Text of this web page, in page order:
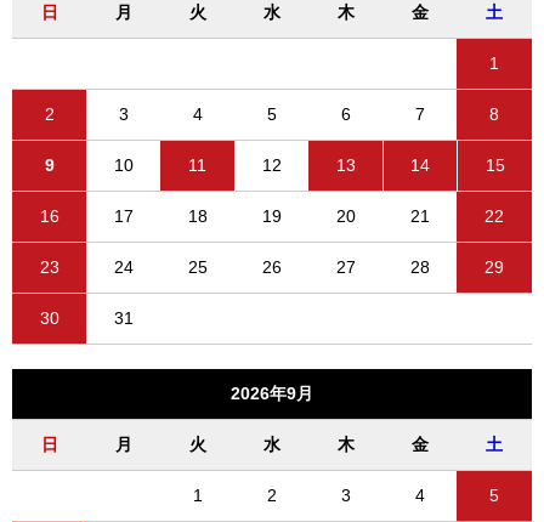
日 月 火 水 木 金 土
1
2 3 4 5 6 7 8
9 10 11 12 13 14 15
16 17 18 19 20 21 22
23 24 25 26 27 28 29
30 31
2026年9月
日 月 火 水 木 金 土
1 2 3 4 5